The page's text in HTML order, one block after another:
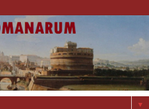
▼